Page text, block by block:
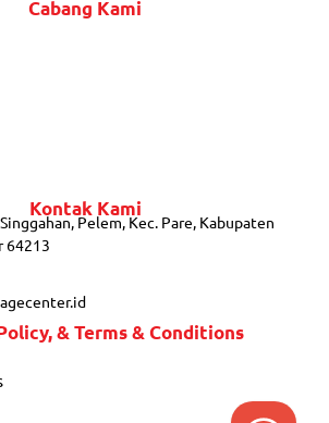
Cabang Kami
Kontak Kami
Pelem, Kec. Pare, Kabupaten
64213
& Terms & Conditions